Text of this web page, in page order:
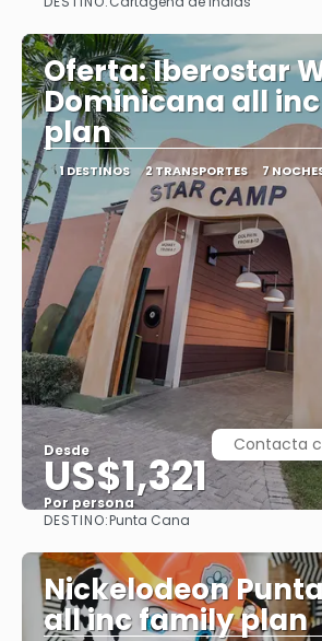
Ver
Oferta: Iberostar
Dominicana all
plan
1 DESTINOS 2 TRANSPORTES 7
Desde
US$1,321
Por persona
DESTINO:Punta Cana
Nickelodeon
all inc family plan
Contacta